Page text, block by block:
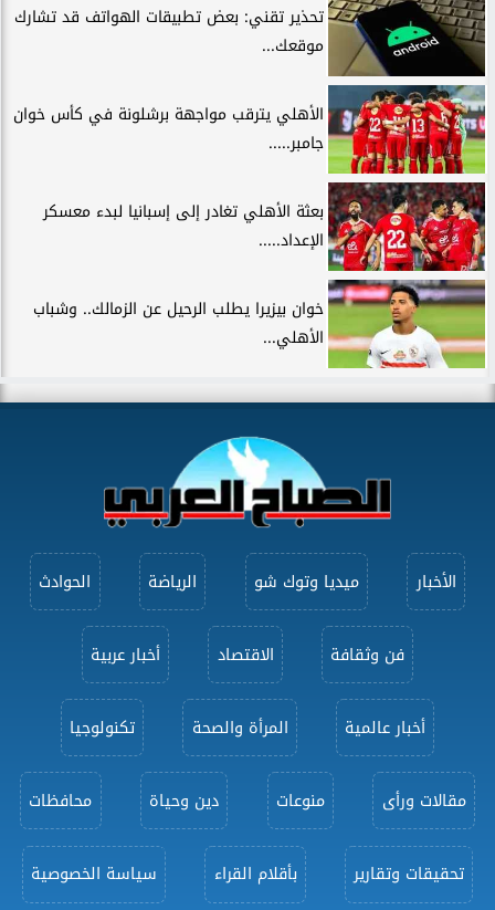
تحذير تقني: بعض تطبيقات الهواتف قد تشارك
موقعك...
الأهلي يترقب مواجهة برشلونة في كأس خوان
جامبر.....
بعثة الأهلي تغادر إلى إسبانيا لبدء معسكر
الإعداد.....
خوان بيزيرا يطلب الرحيل عن الزمالك.. وشباب
الأهلي...
الأخبار ميديا وتوك شو الرياضة الحوادث
فن وثقافة الاقتصاد أخبار عربية
أخبار عالمية المرأة والصحة تكنولوجيا
مقالات ورأى منوعات دين وحياة محافظات
تحقيقات وتقارير بأقلام القراء سياسة الخصوصية